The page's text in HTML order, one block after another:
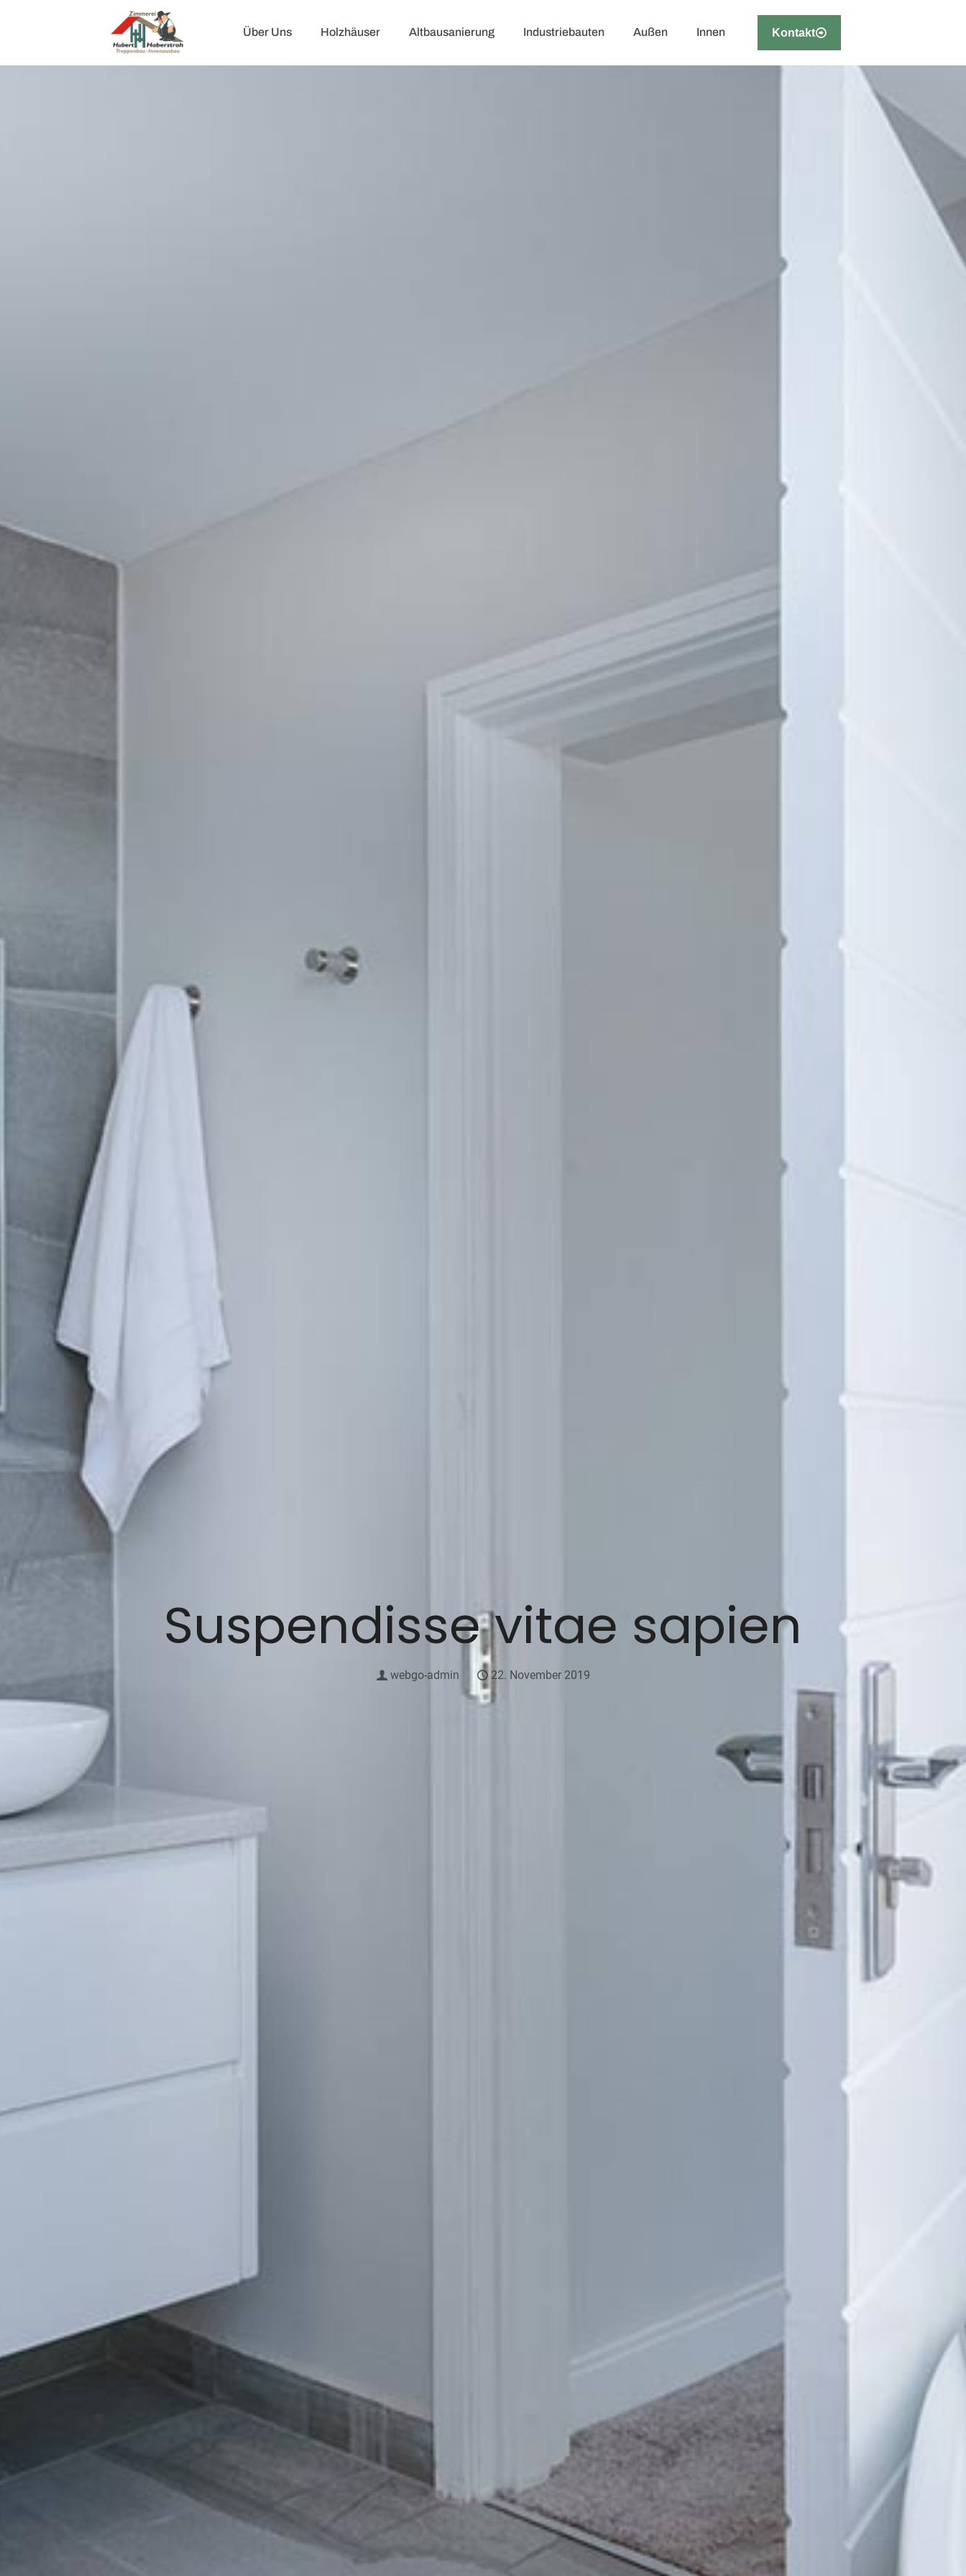
Über Uns Holzhäuser Altbausanierung Industriebauten Außen Innen Kontakt
Suspendisse vitae sapien
webgo-admin 22. November 2019